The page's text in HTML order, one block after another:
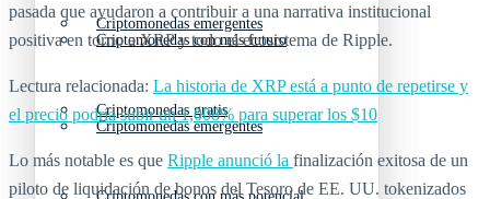
Criptomonedas emergentes
Criptomonedas gratis
Criptomonedas con más futuro
Criptomonedas emergentes
pasada que ayudaron a contribuir a una narrativa institucional
positiva en torno a XRP y todo el ecosistema de Ripple.
Lectura relacionada: La historia de XRP está a punto de repetirse y
el precio podría subir un 1,008% para superar los $10
Lo más notable es que Ripple anunció la finalización exitosa de un
piloto de liquidación de bonos del Tesoro de EE. UU. tokenizados